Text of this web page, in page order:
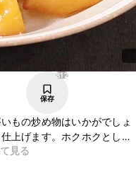
812
保存
もの炒め物はいかがでしょ
上げます。ホクホクとした
ずです。お酒のおつまみに
ね。
見る